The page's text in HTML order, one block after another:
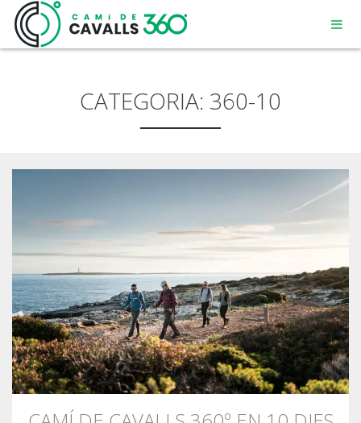
MENORCA
UN CAMÍ AMB HISTÒRIA
RECORREGUT DE 360º
SENDERISME
13 ETAPES
CATEGORIA: 360-10